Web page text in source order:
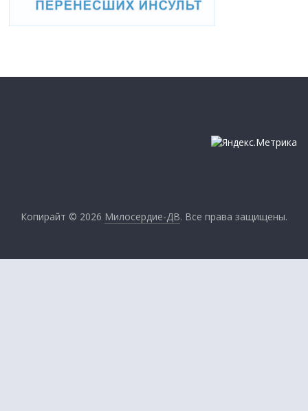
Копирайт © 2026 Милосердие-ДВ. Все права защищены.